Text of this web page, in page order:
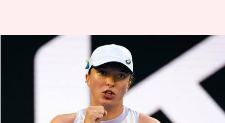
మూడో రౌండ్‌కు అర్హత సాధించిన
స్వియాటెక్, సక్కరి
Jan 18, 2023 02:09 pm
ఈ వార్తాకథనం ఏంటి